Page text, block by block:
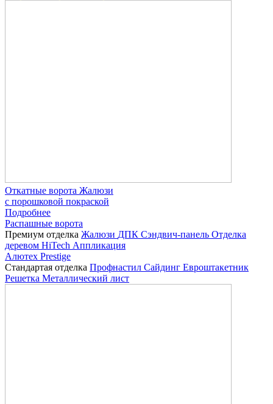
Откатные ворота Жалюзи
с порошковой покраской
Подробнее
Распашные ворота
Премиум отделка Жалюзи ДПК Сэндвич-панель Отделка
деревом HiTech Аппликация
Алютех Prestige
Стандартая отделка Профнастил Сайдинг Евроштакетник
Решетка Металлический лист